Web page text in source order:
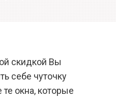
скидкой Вы
себе чуточку
окна, которые